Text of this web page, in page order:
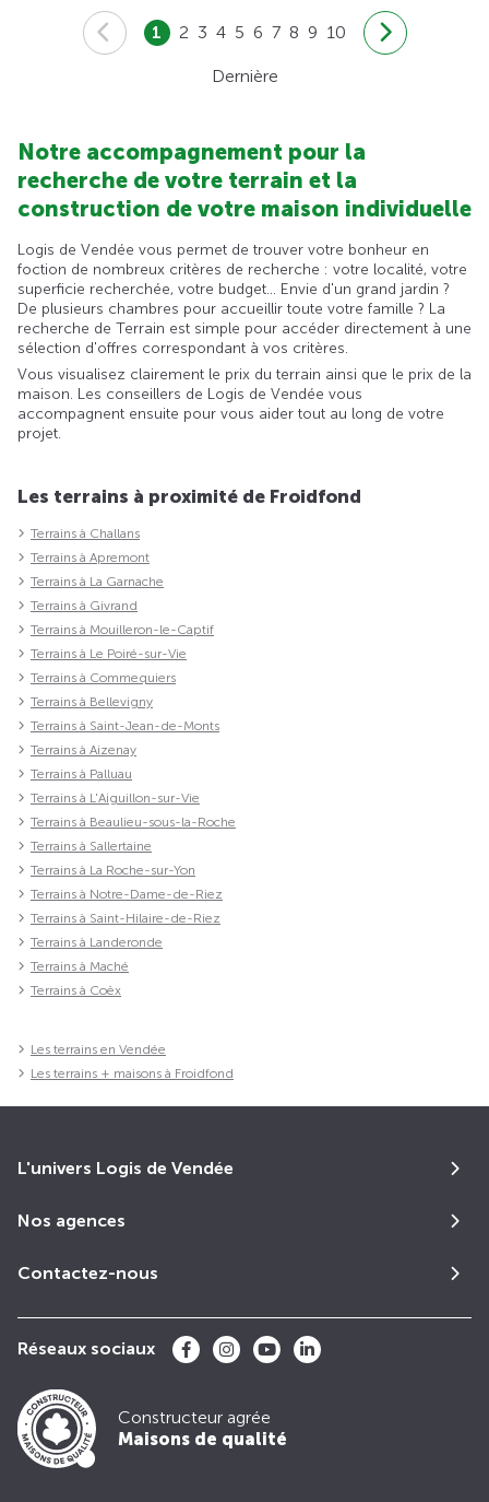
1 2 3 4 5 6 7 8 9 10
Dernière
Notre accompagnement pour la
recherche de votre terrain et la
construction de votre maison individuelle
Logis de Vendée vous permet de trouver votre bonheur en
foction de nombreux critères de recherche : votre localité, votre
superficie recherchée, votre budget... Envie d'un grand jardin ?
De plusieurs chambres pour accueillir toute votre famille ? La
recherche de Terrain est simple pour accéder directement à une
sélection d'offres correspondant à vos critères.
Vous visualisez clairement le prix du terrain ainsi que le prix de la
maison. Les conseillers de Logis de Vendée vous
accompagnent ensuite pour vous aider tout au long de votre
projet.
Les terrains à proximité de Froidfond
Terrains à Challans
Terrains à Apremont
Terrains à La Garnache
Terrains à Givrand
Terrains à Mouilleron-le-Captif
Terrains à Le Poiré-sur-Vie
Terrains à Commequiers
Terrains à Bellevigny
Terrains à Saint-Jean-de-Monts
Terrains à Aizenay
Terrains à Palluau
Terrains à L'Aiguillon-sur-Vie
Terrains à Beaulieu-sous-la-Roche
Terrains à Sallertaine
Terrains à La Roche-sur-Yon
Terrains à Notre-Dame-de-Riez
Terrains à Saint-Hilaire-de-Riez
Terrains à Landeronde
Terrains à Maché
Terrains à Coëx
Les terrains en Vendée
Les terrains + maisons à Froidfond
L'univers Logis de Vendée
Nos agences
Contactez-nous
Réseaux sociaux
Constructeur agrée
Maisons de qualité